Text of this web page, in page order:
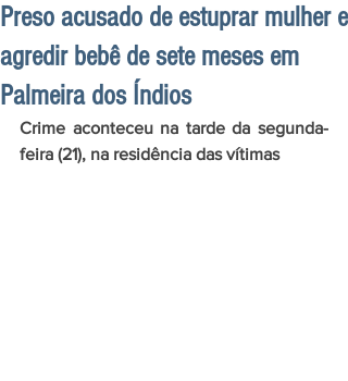
Preso acusado de estuprar mulher e
agredir bebê de sete meses em
Palmeira dos Índios
Crime aconteceu na tarde da segunda-
feira (21), na residência das vítimas